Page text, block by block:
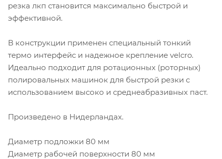
резка лкп становится максимально быстрой и
эффективной.
В конструкции применен специальный тонкий
термо интерфейс и надежное крепление velcro.
Идеально подходит для ротационных (роторных)
полировальных машинок для быстрой резки с
использованием высоко и среднеабразивных паст.
Произведено в Нидерландах.
Диаметр подложки 80 мм
Диаметр рабочей поверхности 80 мм